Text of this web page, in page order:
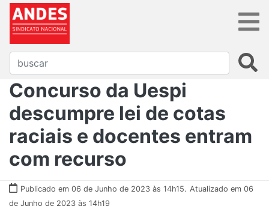
Concurso da Uespi
descumpre lei de cotas
raciais e docentes entram
com recurso
Publicado em 06 de Junho de 2023 às 14h15. Atualizado em 06
de Junho de 2023 às 14h19